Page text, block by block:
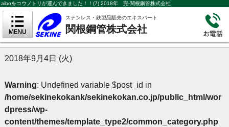
aiboをコウノトリが運んできました！！(7) 2018年 完-関根鋼管株式会社
ステンレス・鉄製品販売のエキスパート
関根鋼管株式会社
2018年9月4日 (火)
Warning: Undefined variable $post_id in
/home/sekinekokank/sekinekokan.co.jp/public_html/wor
dpress/wp-
content/themes/template_type2/common_category.php